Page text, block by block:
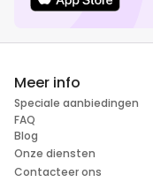
Meer info
Speciale aanbiedingen
FAQ
Blog
Onze diensten
Contacteer ons